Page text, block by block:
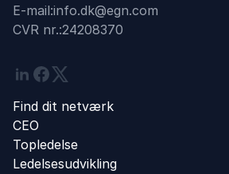
E-mail:info.dk@egn.com
CVR nr.:24208370
Linkedin
Facebook
Twitter
Find dit netværk
CEO
Topledelse
Ledelsesudvikling